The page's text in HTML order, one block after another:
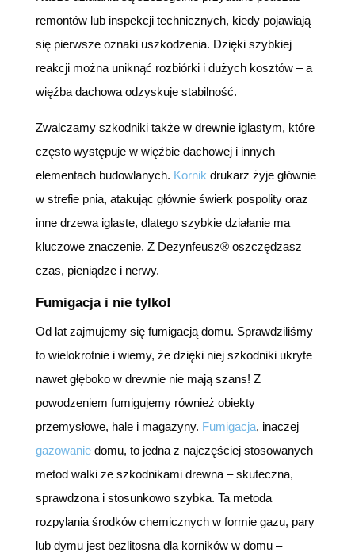
remontów lub inspekcji technicznych, kiedy pojawiają
się pierwsze oznaki uszkodzenia. Dzięki szybkiej
reakcji można uniknąć rozbiórki i dużych kosztów – a
więźba dachowa odzyskuje stabilność.
Zwalczamy szkodniki także w drewnie iglastym, które
często występuje w więźbie dachowej i innych
elementach budowlanych. Kornik drukarz żyje głównie
w strefie pnia, atakując głównie świerk pospolity oraz
inne drzewa iglaste, dlatego szybkie działanie ma
kluczowe znaczenie. Z Dezynfeusz® oszczędzasz
czas, pieniądze i nerwy.
Fumigacja i nie tylko!
Od lat zajmujemy się fumigacją domu. Sprawdziliśmy
to wielokrotnie i wiemy, że dzięki niej szkodniki ukryte
nawet głęboko w drewnie nie mają szans! Z
powodzeniem fumigujemy również obiekty
przemysłowe, hale i magazyny. Fumigacja, inaczej
gazowaniedomu, to jedna z najczęściej stosowanych
metod walki ze szkodnikami drewna – skuteczna,
sprawdzona i stosunkowo szybka. Ta metoda
rozpylania środków chemicznych w formie gazu, pary
lub dymu jest bezlitosna dla korników w domu –